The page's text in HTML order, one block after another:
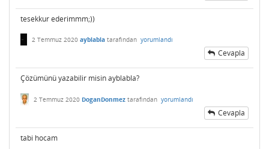
tesekkur ederimmm;))
2 Temmuz 2020 ayblabla tarafından yorumlandı
Cevapla
Çözümünü yazabilir misin ayblabla?
2 Temmuz 2020 DoganDonmez tarafından yorumlandı
Cevapla
tabi hocam